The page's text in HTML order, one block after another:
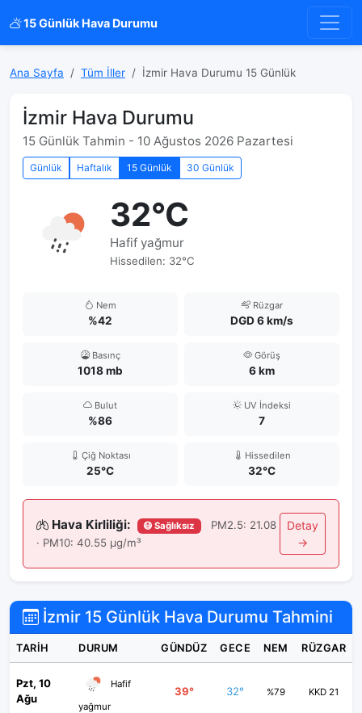
15 Günlük Hava Durumu
Ana Sayfa Tüm İller İzmir Hava Durumu 15 Günlük
İzmir Hava Durumu
15 Günlük Tahmin - 10 Ağustos 2026 Pazartesi
Günlük Haftalık 15 Günlük 30 Günlük
32°C
Hafif yağmur
Hissedilen: 32°C
Nem
%42
Rüzgar
DGD 6 km/s
Basınç
1018 mb
Görüş
6 km
Bulut
%86
UV İndeksi
7
Çiğ Noktası
25°C
Hissedilen
32°C
Hava Kirliliği: 😷 Sağlıksız
PM2.5: 21.08
· PM10: 40.55 μg/m³
Detay
→
İzmir 15 Günlük Hava Durumu Tahmini
TARIH DURUM GÜNDÜZ GECE NEM RÜZGAR
Pzt, 10
Ağu
Hafif
yağmur
39° 32° %79 KKD 21